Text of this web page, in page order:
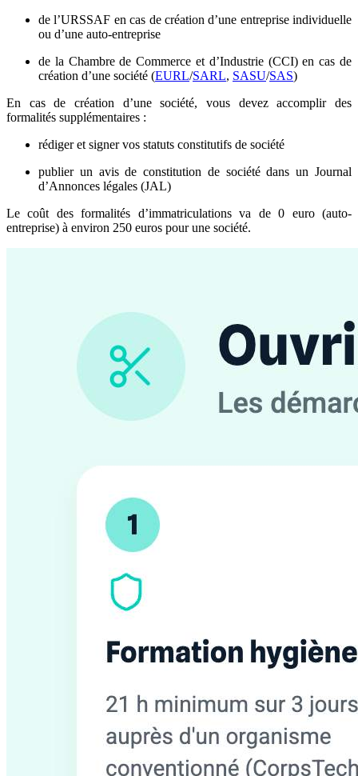
de l’URSSAF en cas de création d’une entreprise individuelle
ou d’une auto-entreprise
de la Chambre de Commerce et d’Industrie (CCI) en cas de
création d’une société (EURL/SARL, SASU/SAS)
En cas de création d’une société, vous devez accomplir des
formalités supplémentaires :
rédiger et signer vos statuts constitutifs de société
publier un avis de constitution de société dans un Journal
d’Annonces légales (JAL)
Le coût des formalités d’immatriculations va de 0 euro (auto-
entreprise) à environ 250 euros pour une société.